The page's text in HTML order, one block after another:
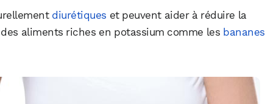
diurétiques et peuvent aider à réduire la
aliments riches en potassium comme les bananes